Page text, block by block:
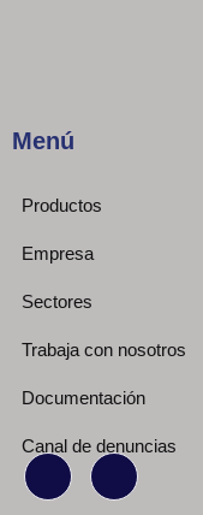
Menú
Productos
Empresa
Sectores
Trabaja con nosotros
Documentación
Canal de denuncias